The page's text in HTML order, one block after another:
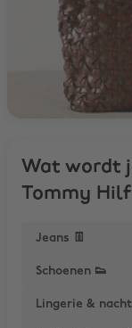
Wat wordt
Tommy
Jeans 👖
Schoenen 👟
Lingerie &